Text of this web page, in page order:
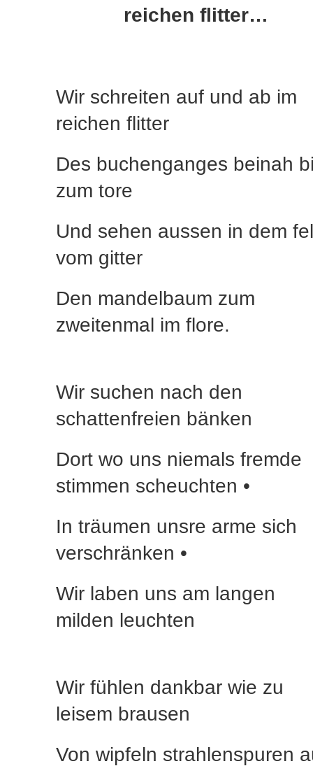
reichen flitter…
Wir schreiten auf und ab im
reichen flitter
Des buchenganges beinah
zum tore
Und sehen aussen in dem
vom gitter
Den mandelbaum zum
zweitenmal im flore.
Wir suchen nach den
schattenfreien bänken
Dort wo uns niemals fremde
stimmen scheuchten •
In träumen unsre arme sich
verschränken •
Wir laben uns am langen
milden leuchten
Wir fühlen dankbar wie zu
leisem brausen
Von wipfeln strahlenspuren